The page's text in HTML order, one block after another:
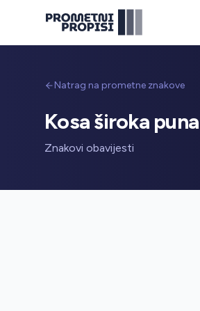
Natrag na prometne znakove
Kosa široka puna
Znakovi obavijesti